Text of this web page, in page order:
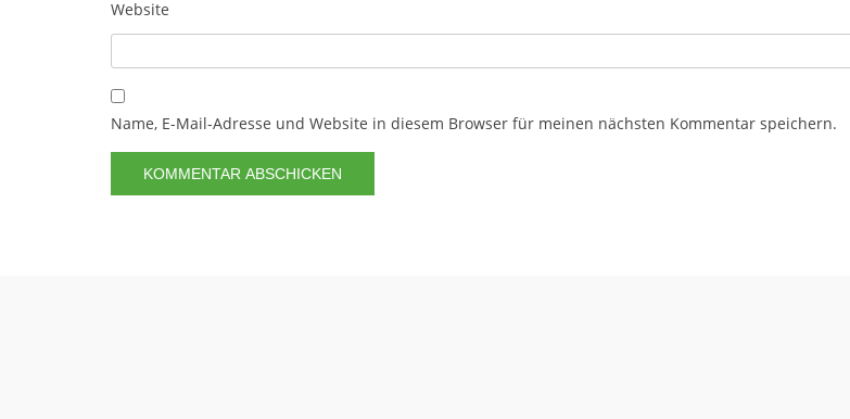
Website
Name, E-Mail-Adresse und Website in diesem Browser für meinen nächsten Kommentar speichern.